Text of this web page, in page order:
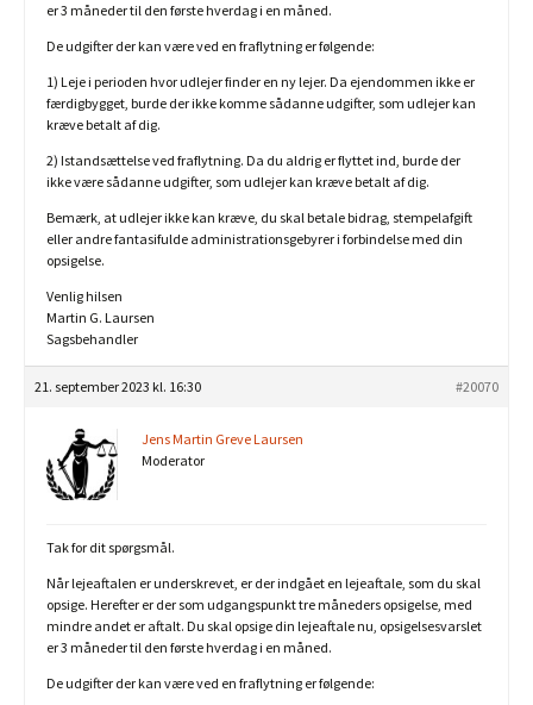
er 3 måneder til den første hverdag i en måned.
De udgifter der kan være ved en fraflytning er følgende:
1) Leje i perioden hvor udlejer finder en ny lejer. Da ejendommen ikke er
færdigbygget, burde der ikke komme sådanne udgifter, som udlejer kan
kræve betalt af dig.
2) Istandsættelse ved fraflytning. Da du aldrig er flyttet ind, burde der
ikke være sådanne udgifter, som udlejer kan kræve betalt af dig.
Bemærk, at udlejer ikke kan kræve, du skal betale bidrag, stempelafgift
eller andre fantasifulde administrationsgebyrer i forbindelse med din
opsigelse.
Venlig hilsen
Martin G. Laursen
Sagsbehandler
21. september 2023 kl. 16:30 #20070
Jens Martin Greve Laursen
Moderator
Tak for dit spørgsmål.
Når lejeaftalen er underskrevet, er der indgået en lejeaftale, som du skal
opsige. Herefter er der som udgangspunkt tre måneders opsigelse, med
mindre andet er aftalt. Du skal opsige din lejeaftale nu, opsigelsesvarslet
er 3 måneder til den første hverdag i en måned.
De udgifter der kan være ved en fraflytning er følgende: